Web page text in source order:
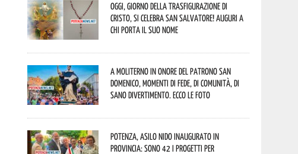
Oggi, giorno della Trasfigurazione di
Cristo, si celebra San Salvatore! Auguri a
chi porta il suo nome
A Moliterno in onore del Patrono San
Domenico, momenti di fede, di comunità, di
sano divertimento. Ecco le foto
Potenza, asilo nido inaugurato in
provincia: sono 42 i progetti per